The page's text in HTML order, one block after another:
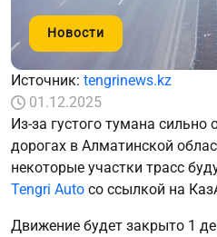
Новости
Источник: tengrinews.kz
01.12.2025
Из-за густого тумана сильно
дорогах в Алматинской
некоторые участки трасс
Tengri Auto со ссылкой на
Движение будет закрыто 1